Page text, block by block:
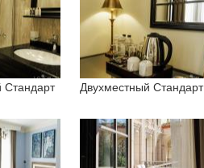
Стандарт Двухместный Стандарт